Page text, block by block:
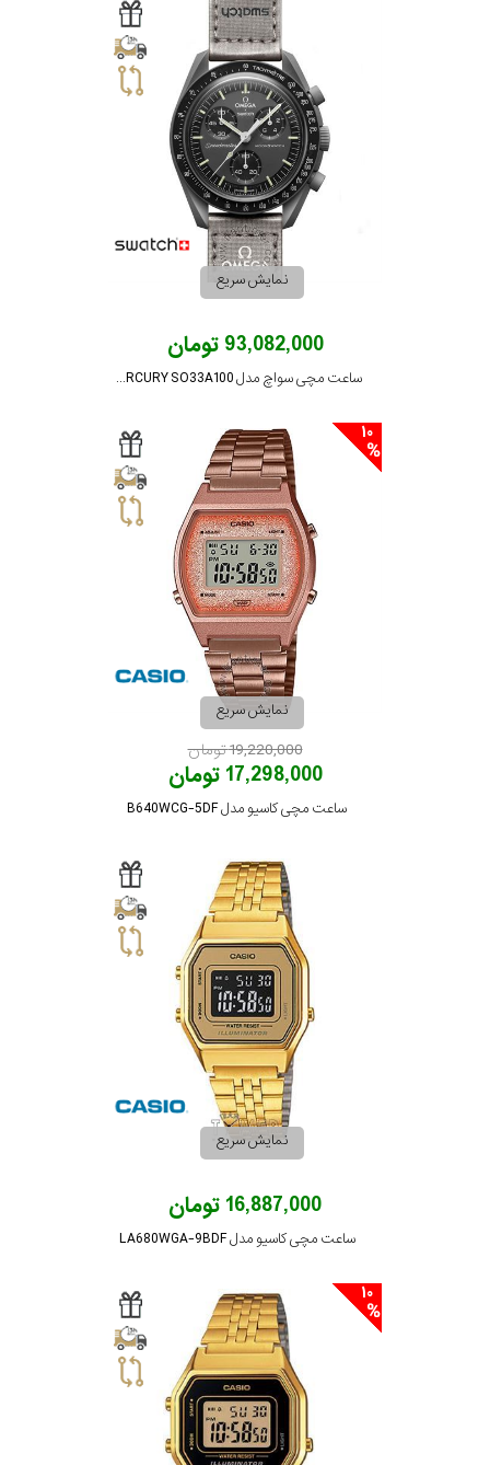
نمایش سریع
93,082,000 تومان
ساعت مچی سواچ مدل MISSION TO MERCURY SO33A100
نمایش سریع
19,220,000 تومان
17,298,000 تومان
ساعت مچی کاسیو مدل B640WCG-5DF
نمایش سریع
16,887,000 تومان
ساعت مچی کاسیو مدل LA680WGA-9BDF